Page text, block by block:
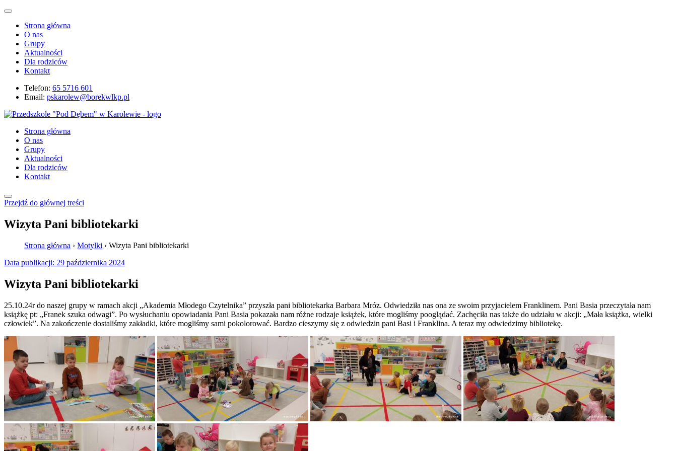
Strona główna
O nas
Grupy
Aktualności
Dla rodziców
Kontakt
Telefon: 65 5716 601
Email: pskarolew@borekwlkp.pl
Strona główna
O nas
Grupy
Aktualności
Dla rodziców
Kontakt
Przejdź do głównej treści
Wizyta Pani bibliotekarki
Strona główna › Motylki › Wizyta Pani bibliotekarki
Data publikacji: 29 października 2024
Wizyta Pani bibliotekarki
25.10.24r do naszej grupy w ramach akcji „Akademia Młodego Czytelnika” przyszła pani bibliotekarka Barbara Mróz. Odwiedziła nas ona ze swoim przyjacielem Franklinem. Pani Basia przeczytała nam
książkę pt: „Franek szuka odwagi”. Po wysłuchaniu opowiadania Pani Basia pokazała nam różne rodzaje książek, które mogliśmy pooglądać. Zachęciła nas także do udziału w akcji: „Mała książka, wielki
człowiek”. Na zakończenie dostaliśmy zakładki, które mogliśmy sami pokolorować. Bardzo cieszymy się z odwiedzin pani Basi i Franklina. A teraz my odwiedzimy bibliotekę.